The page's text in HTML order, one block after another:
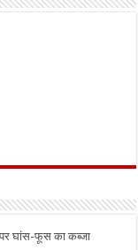
घांस-फूस का कब्जा